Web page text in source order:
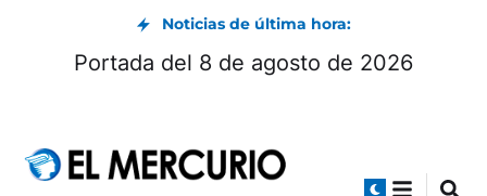
Noticias de última hora:
Portada del 8 de agosto de 2026